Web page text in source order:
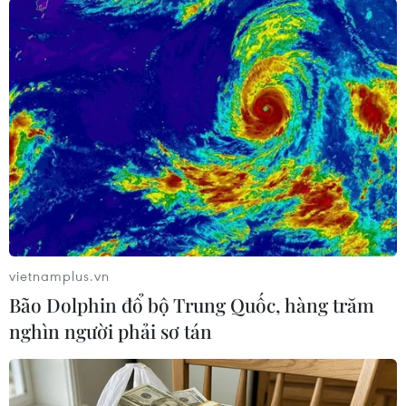
kênh liên lạc liên Triều được khôi phục là kiểm
tra sự an toàn của các công dân Hàn Quốc bị
giam giữ tại Triều Tiên”./.
(Vietnam+)
vietnamplus.vn
Bão Dolphin đổ bộ Trung Quốc, hàng trăm
nghìn người phải sơ tán